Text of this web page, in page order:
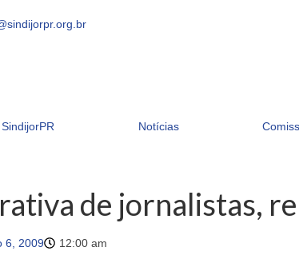
SindijorPR Notícias
de jornalistas,
6, 2009 12:00 am